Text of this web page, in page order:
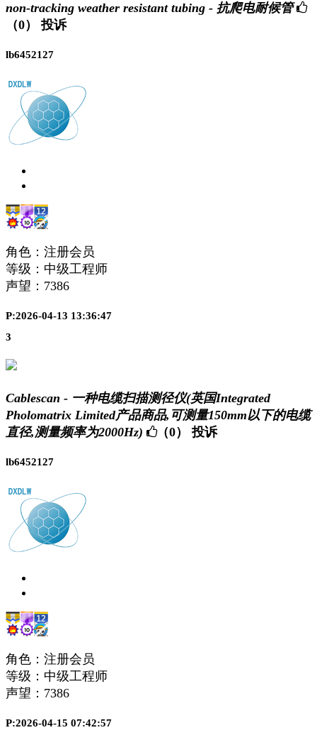
non-tracking weather resistant tubing - 抗爬电耐候管
（0）
投诉
lb6452127
角色：注册会员
等级：中级工程师
声望： 7386
P:2026-04-13 13:36:47
3
Cablescan - 一种电缆扫描测径仪(英国Integrated
Pholomatrix Limited产品商品,可测量150mm以下的电缆
直径,测量频率为2000Hz)
（0） 投诉
lb6452127
角色：注册会员
等级：中级工程师
声望： 7386
P:2026-04-15 07:42:57